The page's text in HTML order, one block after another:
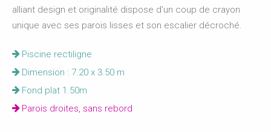
alliant design et originalité dispose d’un coup de crayon
unique avec ses parois lisses et son escalier décroché.
Piscine rectiligne
Dimension : 7.20 x 3.50 m
Fond plat 1.50m
Parois droites, sans rebord